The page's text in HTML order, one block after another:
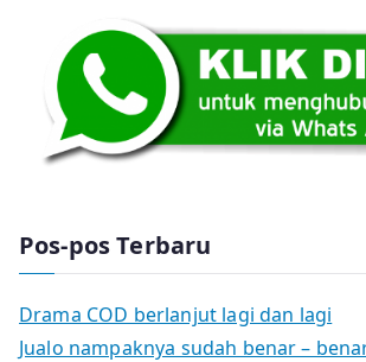
Pos-pos Terbaru
Drama COD berlanjut lagi dan lagi
Jualo nampaknya sudah benar –